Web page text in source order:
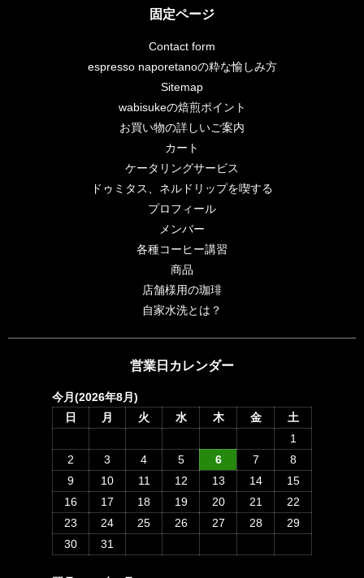
固定ページ
Contact form
espresso naporetanoの粋な愉しみ方
Sitemap
wabisukeの焙煎ポイント
お買い物の詳しいご案内
カート
ケータリングサービス
ドゥミタス、ネルドリップを喫する
プロフィール
メンバー
各種コーヒー講習
商品
店舗様用の珈琲
自家水洗とは？
営業日カレンダー
今月(2026年8月)
日
月 火 水 木 金
土
1
2
3 4 5 6 7
8
9
10 11 12 13 14
15
16
17 18 19 20 21
22
23
24 25 26 27 28
29
30
31